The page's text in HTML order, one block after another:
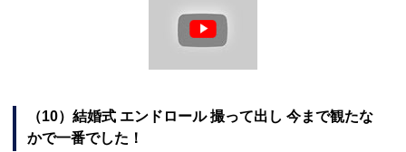
（10）結婚式 エンドロール 撮って出し 今まで観たな
かで一番でした！